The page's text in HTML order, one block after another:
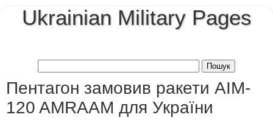
Ukrainian Military Pages
Пентагон замовив ракети AIM-
120 AMRAAM для України